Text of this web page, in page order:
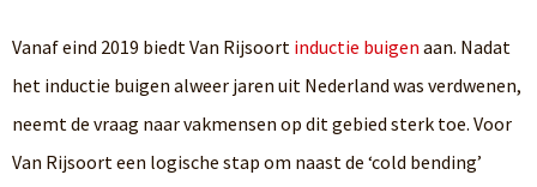
Vanaf eind 2019 biedt Van Rijsoort inductie buigen aan. Nadat
het inductie buigen alweer jaren uit Nederland was verdwenen,
neemt de vraag naar vakmensen op dit gebied sterk toe. Voor
Van Rijsoort een logische stap om naast de ‘cold bending’